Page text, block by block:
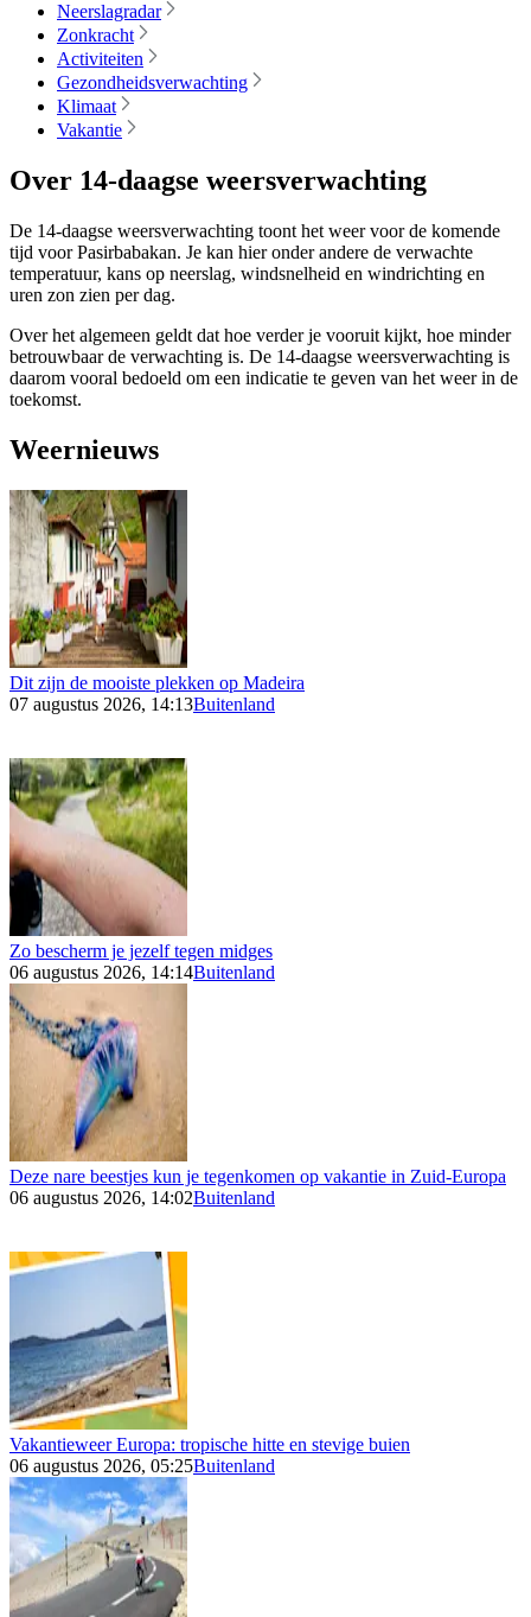
Neerslagradar
Zonkracht
Activiteiten
Gezondheidsverwachting
Klimaat
Vakantie
Over 14-daagse weersverwachting
De 14-daagse weersverwachting toont het weer voor de komende
tijd voor Pasirbabakan. Je kan hier onder andere de verwachte
temperatuur, kans op neerslag, windsnelheid en windrichting en
uren zon zien per dag.
Over het algemeen geldt dat hoe verder je vooruit kijkt, hoe minder
betrouwbaar de verwachting is. De 14-daagse weersverwachting is
daarom vooral bedoeld om een indicatie te geven van het weer in de
toekomst.
Weernieuws
Dit zijn de mooiste plekken op Madeira
07 augustus 2026, 14:13Buitenland
Zo bescherm je jezelf tegen midges
06 augustus 2026, 14:14Buitenland
Deze nare beestjes kun je tegenkomen op vakantie in Zuid-Europa
06 augustus 2026, 14:02Buitenland
Vakantieweer Europa: tropische hitte en stevige buien
06 augustus 2026, 05:25Buitenland